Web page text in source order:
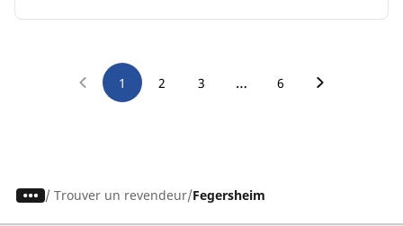
1 2 3 … 6
/ Trouver un revendeur Fegersheim